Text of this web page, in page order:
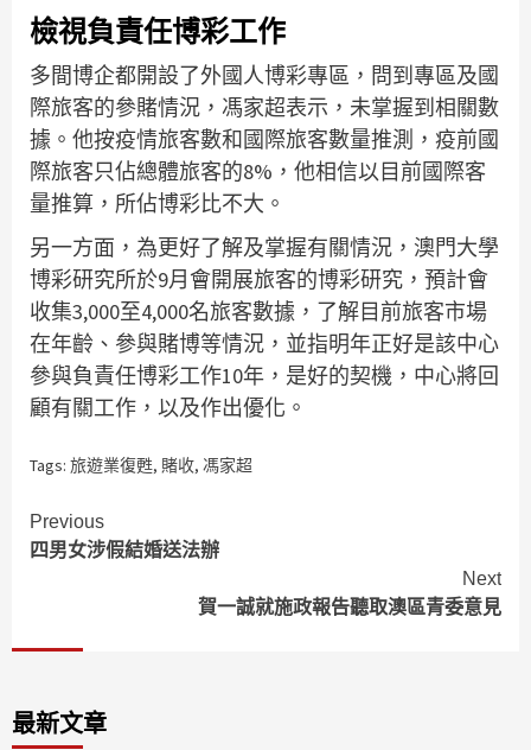
檢視負責任博彩工作
多間博企都開設了外國人博彩專區，問到專區及國
際旅客的參賭情況，馮家超表示，未掌握到相關數
據。他按疫情旅客數和國際旅客數量推測，疫前國
際旅客只佔總體旅客的8%，他相信以目前國際客
量推算，所佔博彩比不大。
另一方面，為更好了解及掌握有關情況，澳門大學
博彩研究所於9月會開展旅客的博彩研究，預計會
收集3,000至4,000名旅客數據，了解目前旅客市場
在年齡、參與賭博等情況，並指明年正好是該中心
參與負責任博彩工作10年，是好的契機，中心將回
顧有關工作，以及作出優化。
Tags: 旅遊業復甦, 賭收, 馮家超
Continue
Reading
Previous
四男女涉假結婚送法辦
Next
賀一誠就施政報告聽取澳區青委意見
最新文章